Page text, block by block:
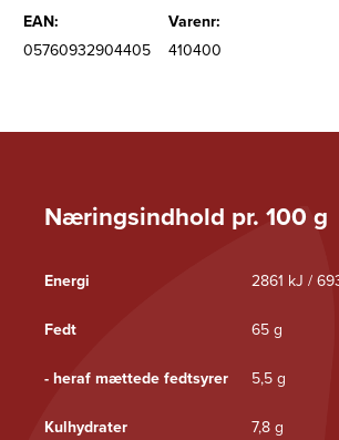
Næringsindhold pr. 100 g
Energi 2861 kJ /
Fedt 65 g
- heraf mættede fedtsyrer 5,5 g
Kulhydrater 7,8 g
EAN:
Varenr:
05760932904405
410400